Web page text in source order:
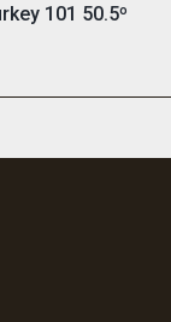
101 50.5º